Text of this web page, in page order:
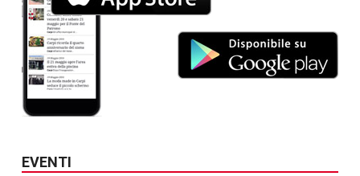
EVENTI